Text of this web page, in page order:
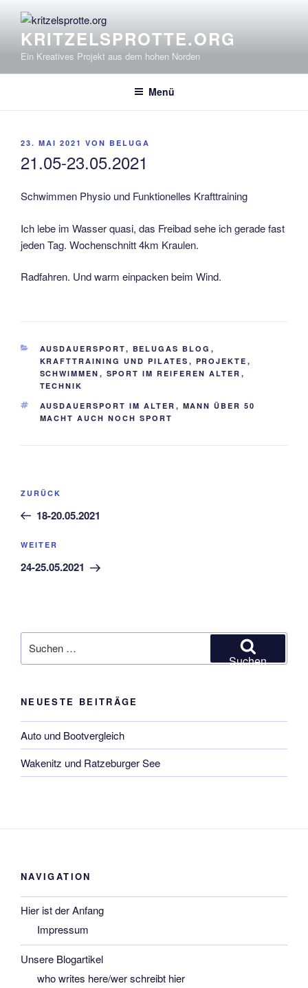
Inhalt
springenKRITZELSPROTTE.ORG
Ein Kreatives Projekt aus dem hohen Norden
Menü
VERÖFFENTLICHT
23. MAI 2021 VON BELUGA
21.05-23.05.2021
Schwimmen Physio und Funktionelles Krafttraining
Ich lebe im Wasser quasi, das Freibad sehe ich gerade fast
jeden Tag. Wochenschnitt 4km Kraulen.
Radfahren. Und warm einpacken beim Wind.
KATEGORIEN
AUSDAUERSPORT, BELUGAS BLOG ,
KRAFTTRAINING UND PILATES , PROJEKTE ,
SCHWIMMEN , SPORT IM REIFEREN ALTER ,
TECHNIK
SCHLAGWÖRTER
AUSDAUERSPORT IM ALTER , MANN ÜBER 50
MACHT AUCH NOCH SPORT
Beitragsnavigation
Vorheriger
Beitrag
ZURÜCK
18-20.05.2021
Nächster
Beitrag
WEITER
24-25.05.2021
nach:
Suchen
NEUESTE BEITRÄGE
Auto und Bootvergleich
Wakenitz und Ratzeburger See
NAVIGATION
Hier ist der Anfang
Impressum
Unsere Blogartikel
who writes here/wer schreibt hier